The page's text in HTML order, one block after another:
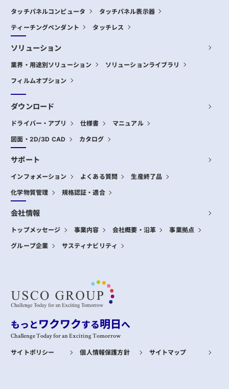
もっとワクワクする明日へ
Challenge Today for an Exciting Tomorrow
サイトポリシー 個人情報保護方針 サイトマップ
タッチパネルコンピュータ タッチパネル表示器
ティーチングペンダント タッチレス
ソリューション
業界・用途別ソリューション ソリューションライブラリ
フィルムオプション
ダウンロード
ドライバー・アプリ 仕様書 マニュアル
図面・2D/3D CAD カタログ
サポート
インフォメーション よくある質問 生産終了品
化学物質管理 規格認証・適合
会社情報
トップメッセージ 事業内容 会社概要・沿革 事業拠点
グループ企業 サスティナビリティ